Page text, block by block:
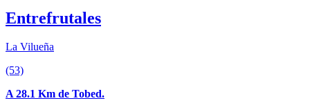
Entrefrutales
La Vilueña
(53)
A 28.1 Km de Tobed.